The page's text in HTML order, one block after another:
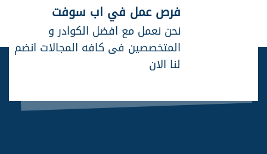
فرص عمل في اب سوفت
نحن نعمل مع افضل الكوادر و
المتخصصين فى كافه المجالات انضم
لنا الان